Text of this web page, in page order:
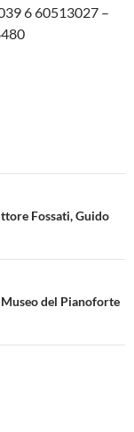
6 60513027 –
Fossati, Guido
del Pianoforte